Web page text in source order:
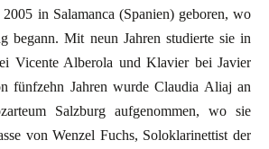
begann. Mit neun Jahren studierte sie in
Vicente Alberola und Klavier bei Javier
fünfzehn Jahren wurde Claudia Aliaj an
Salzburg aufgenommen, wo sie
von Wenzel Fuchs, Soloklarinettist der